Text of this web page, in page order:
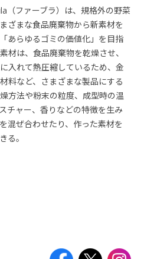
（ファーブラ）は、規格外の野菜
ざまな食品廃棄物から新素材を
あらゆるゴミの価値化」を目指
材は、⾷品廃棄物を乾燥させ、
入れて熱圧縮しているため、金
料など、さまざまな製品にする
⽅法や粉末の粒度、成型時の温
チャー、⾹りなどの特徴を⽣み
混ぜ合わせたり、作った素材を
る。